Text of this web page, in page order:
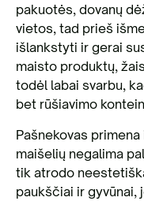
pakuotės, dovanų
vietos, tad prieš
išlankstyti ir gerai
maisto produktų,
todėl labai svarbu,
bet rūšiavimo
Pašnekovas
maišelių negalima
tik atrodo
paukščiai ir